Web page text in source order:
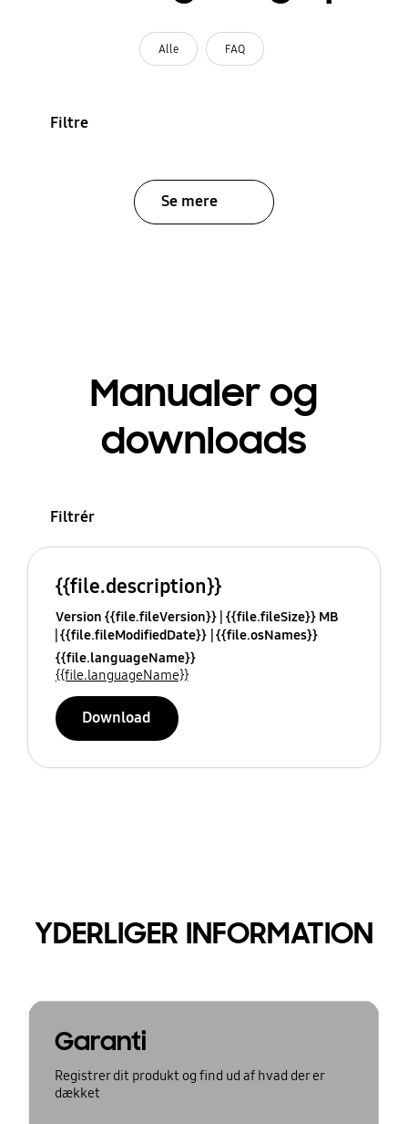
Alle FAQ
Filtre
Se mere
Manualer og
downloads
Filtrér
{{file.description}}
Version {{file.fileVersion}} {{file.fileSize}} MB
{{file.fileModifiedDate}} {{file.osNames}}
{{file.languageName}}
{{file.languageName}}
Download
YDERLIGER INFORMATION
Garanti
Registrer dit produkt og find ud af hvad der er
dækket